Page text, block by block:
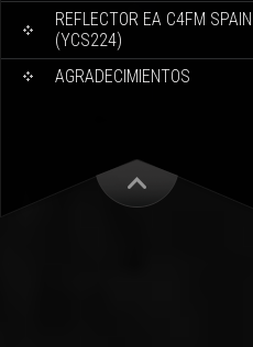
REFLECTOR EA C4FM SPAIN
(YCS224)
AGRADECIMIENTOS